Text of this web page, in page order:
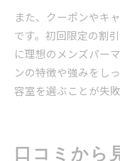
また、クーポンやキ
です。初回限定の割
に理想のメンズパー
ンの特徴や強みをし
容室を選ぶことが失
口コミから